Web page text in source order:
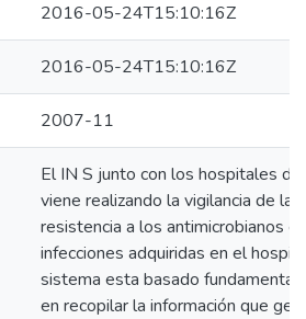
2016-05-24T15:10:16Z
2016-05-24T15:10:16Z
2007-11
El IN S junto con los hospitales
viene realizando la vigilancia de la
resistencia a los antimicrobianos
infecciones adquiridas en el
sistema esta basado
en recopilar la información que